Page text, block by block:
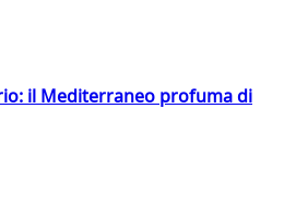
il Mediterraneo profuma di